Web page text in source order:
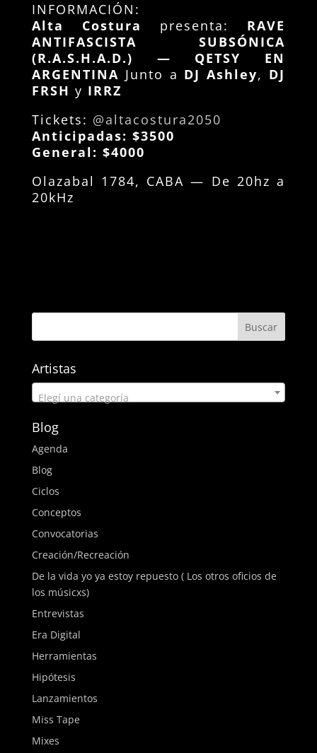
INFORMACIÓN:
Alta Costura
presenta: RAVE
ANTIFASCISTA SUBSÓNICA
(R.A.S.H.A.D.) — QETSY EN
ARGENTINA Junto a DJ Ashley, DJ
FRSH y IRRZ
Tickets: @altacostura2050
Anticipadas: $3500
General: $4000
Olazabal 1784, CABA — De 20hz a
20kHz
Artistas
Elegí una categoría
Blog
Agenda
Blog
Ciclos
Conceptos
Convocatorias
Creación/Recreación
De la vida yo ya estoy repuesto ( Los otros oficios de
los músicxs)
Entrevistas
Era Digital
Herramientas
Hipótesis
Lanzamientos
Miss Tape
Mixes